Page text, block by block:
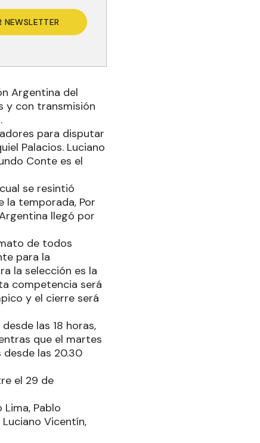
NEWSLETTER
Argentina del
y con transmisión
para disputar
Palacios. Luciano
Conte es el
se resintió
la temporada, Por
llegó por
de todos
para la
la selección es la
competencia será
y el cierre será
las 18 horas,
que el martes
desde las 20.30
el 29 de
Pablo
Vicentín,